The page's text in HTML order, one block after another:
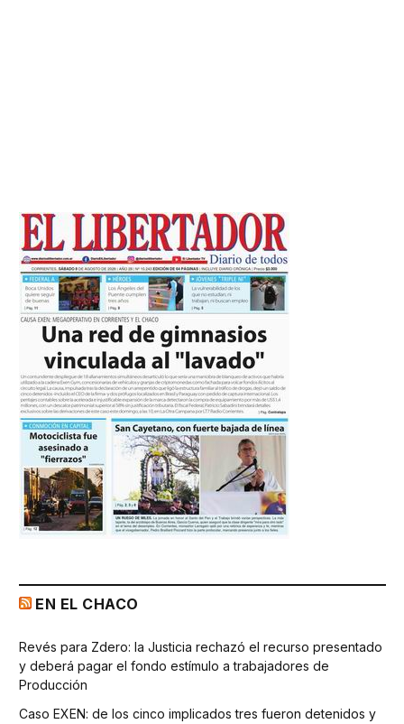
EN EL CHACO
Revés para Zdero: la Justicia rechazó el recurso presentado
y deberá pagar el fondo estímulo a trabajadores de
Producción
Caso EXEN: de los cinco implicados tres fueron detenidos y